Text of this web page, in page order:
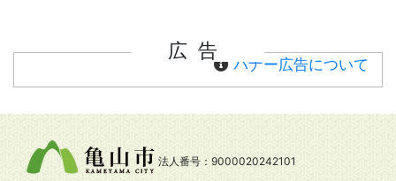
広告
バナー広告について
法人番号：9000020242101